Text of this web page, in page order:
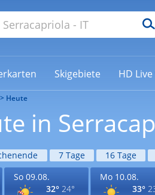
Skigebiete HD
Heute
in
7 Tage 16 Tage
So 09.08.
32° 24°
Mo 10.08.
33°